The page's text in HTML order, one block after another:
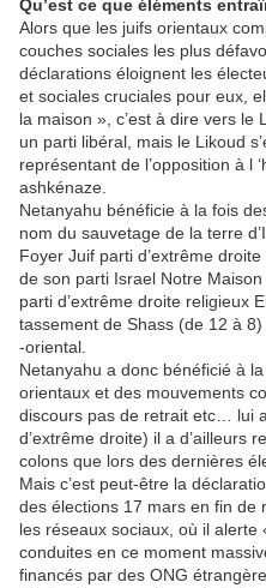
Qu’est ce que éléments
Alors que les juifs orientaux
couches sociales les plus
déclarations éloignent les
et sociales cruciales pour eux,
la maison », c’est à dire vers
un parti libéral, mais le Likoud
représentant de l’opposition à l
ashkénaze.
Netanyahu bénéficie à la fois
nom du sauvetage de la terre
Foyer Juif parti d’extrême
de son parti Israel Notre Maison
parti d’extrême droite religieux
tassement de Shass (de 12 à
-oriental.
Netanyahu a donc bénéficié à
orientaux et des mouvements
discours pas de retrait etc… lui
d’extrême droite) il a d’ailleurs
colons que lors des dernières
Mais c’est peut-être la
des élections 17 mars en fin de
les réseaux sociaux, où il alerte
conduites en ce moment
financés par des ONG